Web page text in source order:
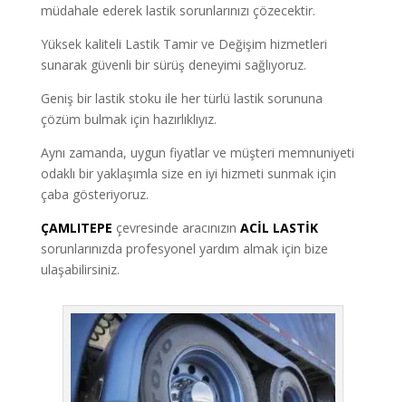
müdahale ederek lastik sorunlarınızı çözecektir.
Yüksek kaliteli Lastik Tamir ve Değişim hizmetleri
sunarak güvenli bir sürüş deneyimi sağlıyoruz.
Geniş bir lastik stoku ile her türlü lastik sorununa
çözüm bulmak için hazırlıklıyız.
Aynı zamanda, uygun fiyatlar ve müşteri memnuniyeti
odaklı bir yaklaşımla size en iyi hizmeti sunmak için
çaba gösteriyoruz.
ÇAMLITEPE çevresinde aracınızın ACİL LASTİK
sorunlarınızda profesyonel yardım almak için bize
ulaşabilirsiniz.